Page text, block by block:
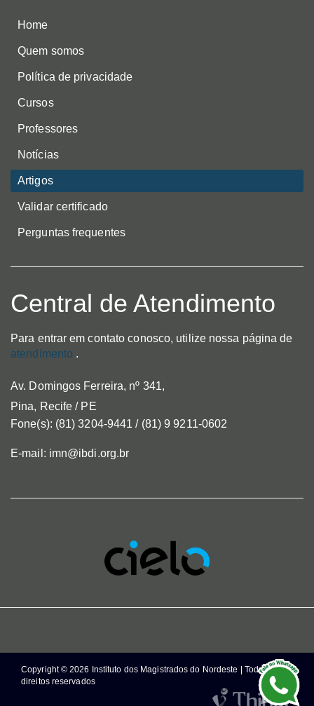
Home
Quem somos
Política de privacidade
Cursos
Professores
Notícias
Artigos
Validar certificado
Perguntas frequentes
Central de Atendimento
Para entrar em contato conosco, utilize nossa página de
atendimento .
Av. Domingos Ferreira, nº 341,
Pina, Recife / PE
Fone(s): (81) 3204-9441 / (81) 9 9211-0602
E-mail: imn@ibdi.org.br
Copyright © 2026 Instituto dos Magistrados do Nordeste | Todos os
direitos reservados